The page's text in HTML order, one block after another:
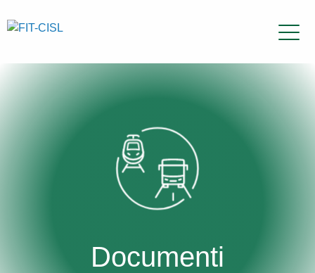
Documenti